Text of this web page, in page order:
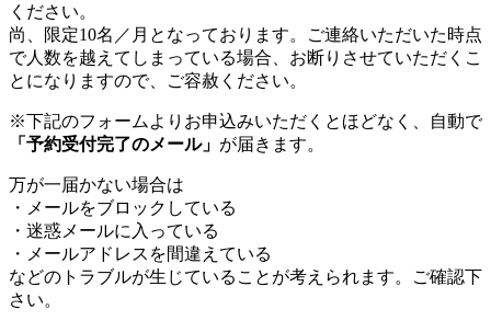
ください。
尚、限定10名／月となっております。ご連絡いただいた時点
で人数を越えてしまっている場合、お断りさせていただくこ
とになりますので、ご容赦ください。
※下記のフォームよりお申込みいただくとほどなく、自動で
「予約受付完了のメール」 が届きます。
万が一届かない場合は
・メールをブロックしている
・迷惑メールに入っている
・メールアドレスを間違えている
などのトラブルが生じていることが考えられます。ご確認下
さい。